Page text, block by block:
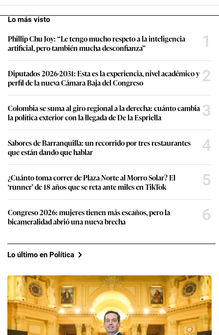
Lo más visto
Phillip Chu Joy: “Le tengo mucho respeto a la inteligencia
artificial, pero también mucha desconfianza”
1
Diputados 2026-2031: Esta es la experiencia, nivel académico y
perfil de la nueva Cámara Baja del Congreso
2
Colombia se suma al giro regional a la derecha: cuánto cambia
la política exterior con la llegada de De la Espriella
3
Sabores de Barranquilla: un recorrido por tres restaurantes
que están dando que hablar
4
¿Cuánto toma correr de Plaza Norte al Morro Solar? El
‘runner’ de 18 años que se reta ante miles en TikTok
5
Congreso 2026: mujeres tienen más escaños, pero la
bicameralidad abrió una nueva brecha
6
Lo último en Política